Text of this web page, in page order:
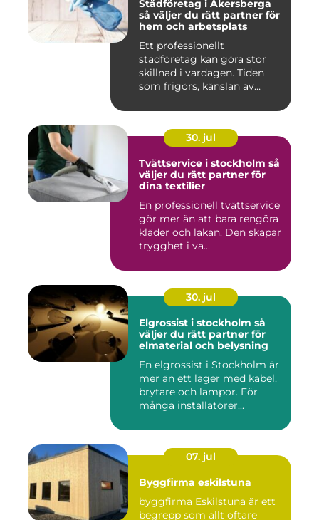
Städföretag i Åkersberga
så väljer du rätt partner för
hem och arbetsplats
Ett professionellt
städföretag kan göra stor
skillnad i vardagen. Tiden
som frigörs, känslan av
30. jul
Tvättservice i stockholm så
väljer du rätt partner för
dina textilier
En professionell tvättservice
gör mer än att bara rengöra
kläder och lakan. Den skapar
trygghet i va...
30. jul
Elgrossist i stockholm så
väljer du rätt partner för
elmaterial och belysning
En elgrossist i Stockholm är
mer än ett lager med kabel,
brytare och lampor. För
många installatörer...
07. jul
Byggfirma eskilstuna
byggfirma Eskilstuna är ett
begrepp som allt oftare